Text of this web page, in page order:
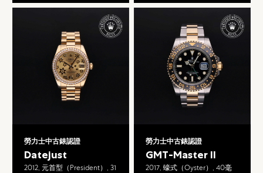
勞力士中古錶認證
Datejust
2012, 元首型（President）, 31
勞力士中古錶認證
GMT-Master II
2017, 蠔式（Oyster）, 40毫